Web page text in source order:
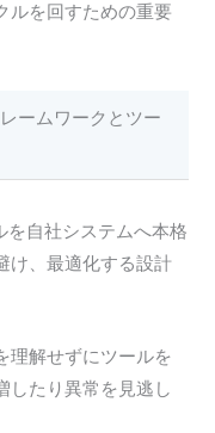
ルを回すための重要
ームワークとツー
を自社システムへ本格
け、最適化する設計
理解せずにツールを
したり異常を見逃し